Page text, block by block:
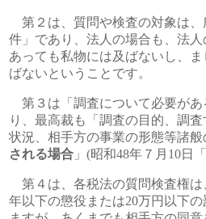
第２は、質問や検査の対象は、
件」であり、法人の場合も、法
あっても私物には及ばないし、
ばないということです。
第３は「調査について必要があ
り、最高裁も「調査の目的、調
状況、相手方の事業の形態等諸般
される場合 」(昭和48年７月10日
第４は、各税法の質問検査権は
年以下の懲役または20万円以下